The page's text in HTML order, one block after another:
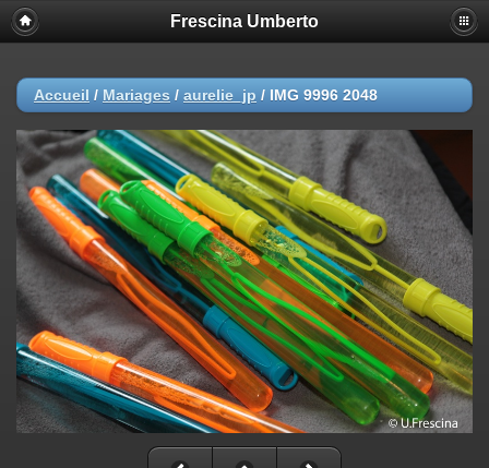
Frescina Umberto
Accueil / Mariages / aurelie_jp / IMG 9996 2048